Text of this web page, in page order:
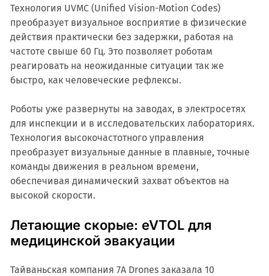
Технология UVMC (Unified Vision-Motion Codes)
преобразует визуальное восприятие в физические
действия практически без задержки, работая на
частоте свыше 60 Гц. Это позволяет роботам
реагировать на неожиданные ситуации так же
быстро, как человеческие рефлексы.
Роботы уже развернуты на заводах, в электросетях
для инспекции и в исследовательских лабораториях.
Технология высокочастотного управления
преобразует визуальные данные в плавные, точные
команды движения в реальном времени,
обеспечивая динамический захват объектов на
высокой скорости.
Летающие скорые: eVTOL для
медицинской эвакуации
Тайваньская компания 7A Drones заказала 10